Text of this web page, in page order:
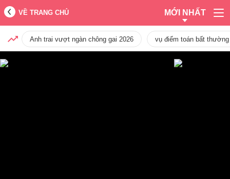
VỀ TRANG CHỦ MỚI NHẤT
Anh trai vượt ngàn chông gai 2026 vụ điểm toán bất